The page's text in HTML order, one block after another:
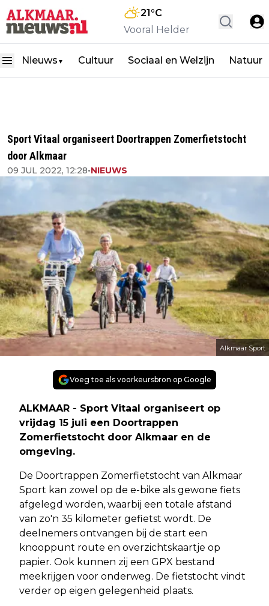
21°C
Vooral Helder
Nieuws ▼ Cultuur Sociaal en Welzijn Natuur
Sport Vitaal organiseert Doortrappen Zomerfietstocht
door Alkmaar
09 JUL 2022, 12:28•NIEUWS
Alkmaar Sport
Voeg toe als voorkeursbron op Google
ALKMAAR - Sport Vitaal organiseert op
vrijdag 15 juli een Doortrappen
Zomerfietstocht door Alkmaar en de
omgeving.
De Doortrappen Zomerfietstocht van Alkmaar
Sport kan zowel op de e-bike als gewone fiets
afgelegd worden, waarbij een totale afstand
van zo'n 35 kilometer gefietst wordt. De
deelnemers ontvangen bij de start een
knooppunt route en overzichtskaartje op
papier. Ook kunnen zij een GPX bestand
meekrijgen voor onderweg. De fietstocht vindt
verder op eigen gelegenheid plaats.